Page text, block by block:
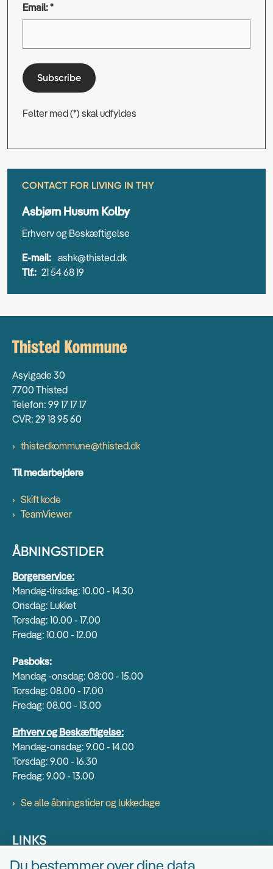
Email: *
Subscribe
Felter med (*) skal udfyldes
CONTACT FOR LIVING IN THY
Asbjørn Husum Kolby
Erhverv og Beskæftigelse
E-mail: ashk@thisted.dk
Tlf.: 21 54 68 19
Asylgade 30
7700 Thisted
Telefon: 99 17 17 17
CVR: 29 18 95 60
thistedkommune@thisted.dk
Til medarbejdere
Skift kode
TeamViewer
ÅBNINGSTIDER
Borgerservice:
Mandag-tirsdag: 10.00 - 14.30
Onsdag: Lukket
Torsdag: 10.00 - 17.00
Fredag: 10.00 - 12.00
Pasboks:
Mandag -onsdag: 08:00 - 15.00
Torsdag: 08.00 - 17.00
Fredag: 08.00 - 13.00
Erhverv og Beskæftigelse:
Mandag-onsdag: 9.00 - 14.00
Torsdag: 9.00 - 16.30
Fredag: 9.00 - 13.00
Se alle åbningstider og lukkedage
LINKS
Du bestemmer over dine data